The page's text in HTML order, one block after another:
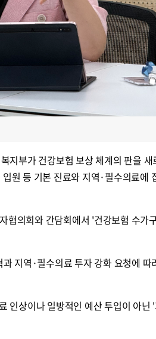
지부가 건강보험 보상 체계의 판을
원 등 기본 진료와 지역·필수의료에
협의회와 간담회에서 '건강보험 수가
지역·필수의료 투자 강화 요청에 따
인상이나 일방적인 예산 투입이 아닌